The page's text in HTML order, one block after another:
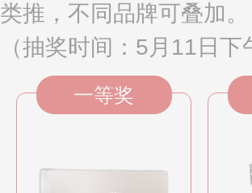
类推，不同品牌可叠加。
（抽奖时间：5月11日下
一等奖